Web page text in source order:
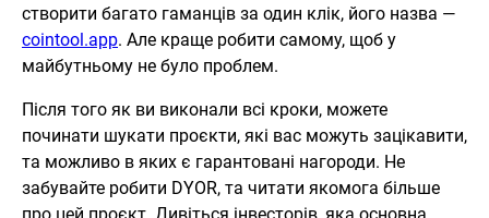
створити багато гаманців за один клік, його назва —
cointool.app. Але краще робити самому, щоб у
майбутньому не було проблем.
Після того як ви виконали всі кроки, можете
починати шукати проєкти, які вас можуть зацікавити,
та можливо в яких є гарантовані нагороди. Не
забувайте робити DYOR, та читати якомога більше